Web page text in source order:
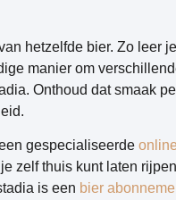
hetzelfde bier. Zo leer
manier om
Onthoud dat smaak
gespecialiseerde
zelf thuis kunt laten
is een bier